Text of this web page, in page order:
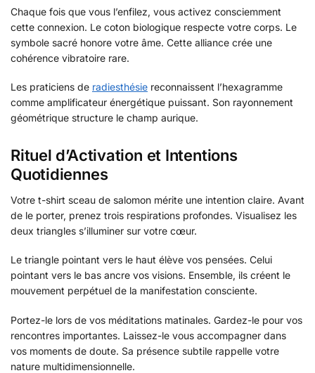
Chaque fois que vous l’enfilez, vous activez consciemment
cette connexion. Le coton biologique respecte votre corps. Le
symbole sacré honore votre âme. Cette alliance crée une
cohérence vibratoire rare.
Les praticiens de radiesthésie reconnaissent l’hexagramme
comme amplificateur énergétique puissant. Son rayonnement
géométrique structure le champ aurique.
Rituel d’Activation et Intentions
Quotidiennes
Votre t-shirt sceau de salomon mérite une intention claire. Avant
de le porter, prenez trois respirations profondes. Visualisez les
deux triangles s’illuminer sur votre cœur.
Le triangle pointant vers le haut élève vos pensées. Celui
pointant vers le bas ancre vos visions. Ensemble, ils créent le
mouvement perpétuel de la manifestation consciente.
Portez-le lors de vos méditations matinales. Gardez-le pour vos
rencontres importantes. Laissez-le vous accompagner dans
vos moments de doute. Sa présence subtile rappelle votre
nature multidimensionnelle.